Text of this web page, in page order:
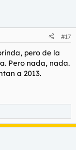
#17
pero de la
Pero nada, nada.
a 2013.